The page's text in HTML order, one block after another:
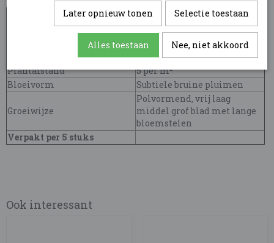
Groen
Standplaats
Zon & Halfschaduw
Juli - September
120 cm
Plantafstand
5 per m²
Bloeivorm
Subtiele bruine pluimen
Groeiwijze
Polvormend, vrij laag
middel grof blad met lange
bloemstelen
Verpakt per 5 stuks
Ook interessant
Later opnieuw tonen Selectie toestaan
Alles toestaan Nee, niet akkoord